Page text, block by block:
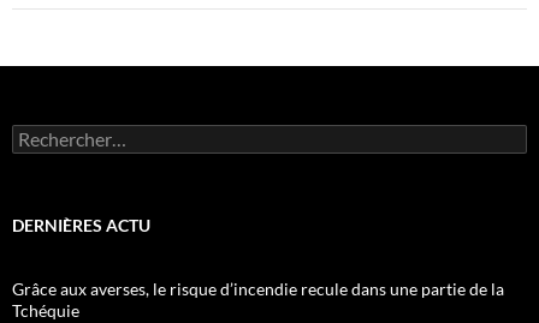
Rechercher :
DERNIÈRES ACTU
Grâce aux averses, le risque d’incendie recule dans une partie de la
Tchéquie